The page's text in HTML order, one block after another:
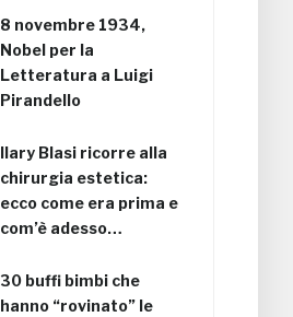
8 novembre 1934,
Nobel per la
Letteratura a Luigi
Pirandello
Ilary Blasi ricorre alla
chirurgia estetica:
ecco come era prima e
com’è adesso…
30 buffi bimbi che
hanno “rovinato” le